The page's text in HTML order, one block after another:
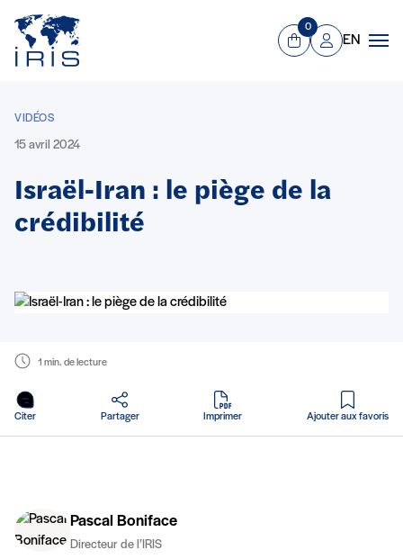
Aller au contenu principal
Panier
0
Mon compte
EN
VIDÉOS
15 avril 2024
Israël-Iran : le piège de la
crédibilité
1 min. de lecture
Citer Partager Imprimer
en PDF
Ajouter aux favoris
Pascal Boniface
Directeur de l’IRIS